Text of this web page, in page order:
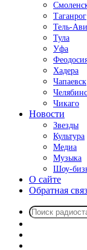
Таганрог
Тель-
Тула
Уфа
Хадера
Чапаевск
Чикаго
Новости
Звезды
Культура
Медиа
Музыка
Шоу-
О сайте
Обратная